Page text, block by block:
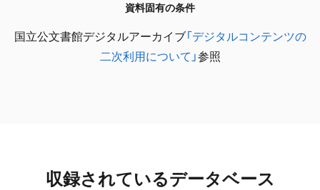
資料固有の条件
国立公文書館デジタルアーカイブ「デジタルコンテンツの
二次利用について」参照
収録されているデータベース